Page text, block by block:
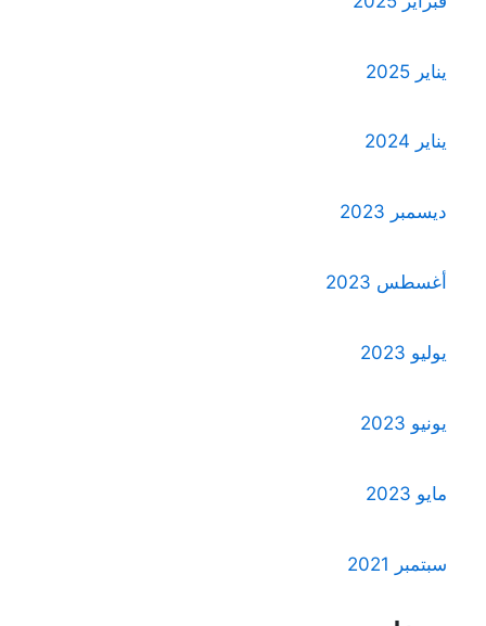
يناير 2025
يناير 2024
ديسمبر 2023
أغسطس 2023
يوليو 2023
يونيو 2023
مايو 2023
سبتمبر 2021